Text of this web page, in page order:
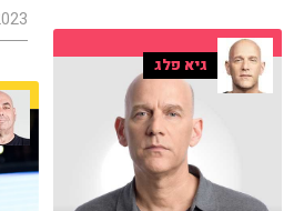
גיא פלג